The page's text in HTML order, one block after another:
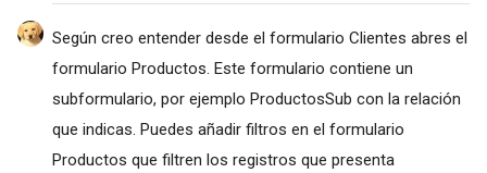
Según creo entender desde el formulario Clientes abres el
formulario Productos. Este formulario contiene un
subformulario, por ejemplo ProductosSub con la relación
que indicas. Puedes añadir filtros en el formulario
Productos que filtren los registros que presenta